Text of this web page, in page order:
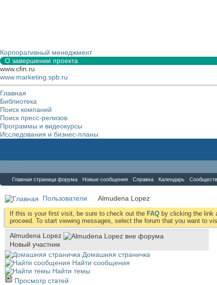
Корпоративный менеджмент
О завершении проекта
www.cfin.ru
www.marketing.spb.ru
Главная
Библиотека
Поиск компаний
Поиск пресс-релизов
Программы и видеокурсы
Исследования и бизнес-планы
Главная страница форума Новые сообщения Справка Календарь
Пользователи Almudena Lopez
If this is your first visit, be sure to check out the FAQ by clicking the link
proceed. To start viewing messages, select the forum that you want to
Almudena Lopez
Новый участник
Домашняя страничка
Найти сообщения
Найти темы
Просмотр статей